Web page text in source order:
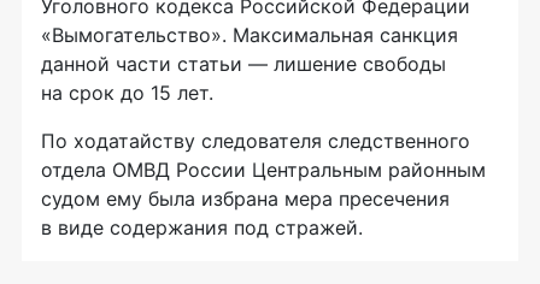
Уголовного кодекса Российской Федерации
«Вымогательство». Максимальная санкция
данной части статьи — лишение свободы
на срок до 15 лет.
По ходатайству следователя следственного
отдела ОМВД России Центральным районным
судом ему была избрана мера пресечения
в виде содержания под стражей.